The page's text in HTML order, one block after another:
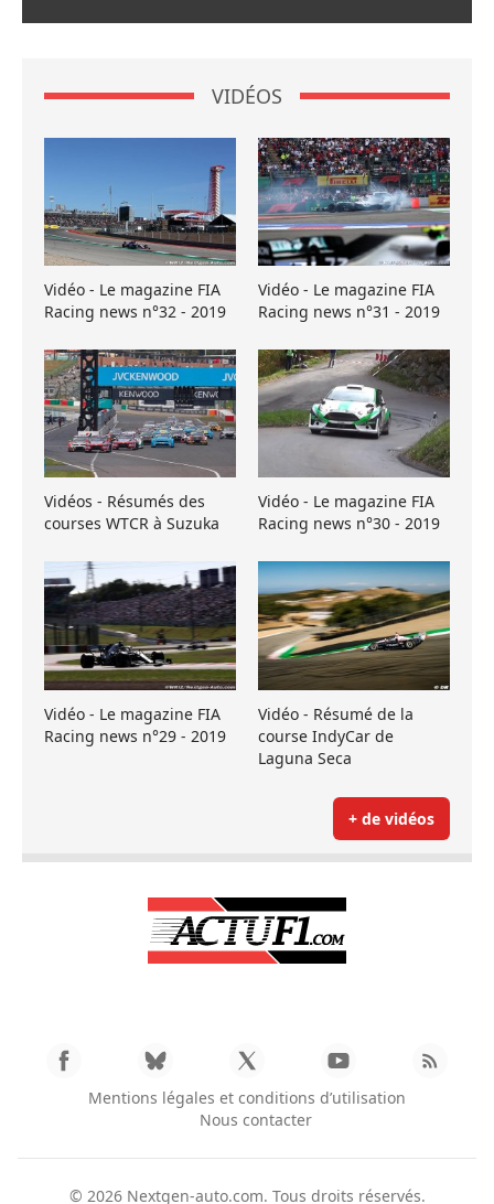
VIDÉOS
Vidéo - Le magazine FIA
Racing news n°32 - 2019
Vidéo - Le magazine FIA
Racing news n°31 - 2019
Vidéos - Résumés des
courses WTCR à Suzuka
Vidéo - Le magazine FIA
Racing news n°30 - 2019
Vidéo - Le magazine FIA
Racing news n°29 - 2019
Vidéo - Résumé de la
course IndyCar de
Laguna Seca
+ de vidéos
Mentions légales et conditions d’utilisation
Nous contacter
© 2026 Nextgen-auto.com. Tous droits réservés.